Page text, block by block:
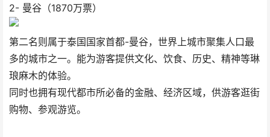
2- 曼谷（1870万票）
第二名则属于泰国国家首都-曼谷，世界上城市聚集人口最
多的城市之一。能为游客提供文化、饮食、历史、精神等琳
琅麻木的体验。
同时也拥有现代都市所必备的金融、经济区域，供游客逛街
购物、参观游览。